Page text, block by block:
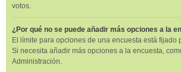
votos.
¿Por qué no se puede añadir más opciones a la
El límite para opciones de una encuesta está fijado
Si necesita añadir más opciones a la encuesta,
Administración.